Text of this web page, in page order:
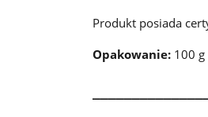
Produkt posiada
Opakowanie: 100 g